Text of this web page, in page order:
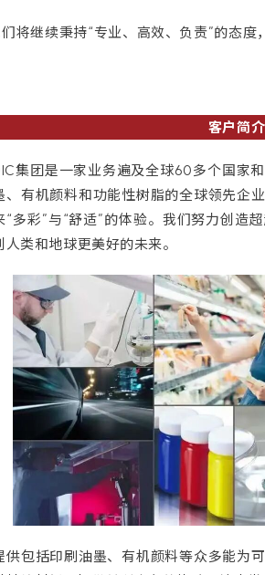
将继续秉持“专业、高效、负责”的态
客户简介
集团是一家业务遍及全球60多个国家
、有机颜料和功能性树脂的全球领先企
“多彩”与“舒适”的体验。我们努力创造
人类和地球更美好的未来。
供包括印刷油墨、有机颜料等众多能为